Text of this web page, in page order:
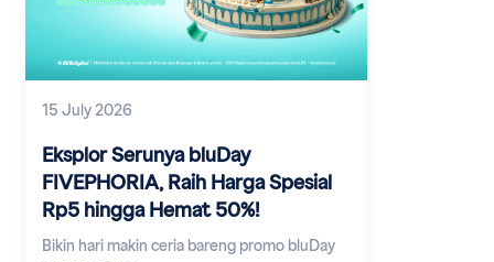
15 July 2026
Eksplor Serunya bluDay
FIVEPHORIA, Raih Harga Spesial
Rp5 hingga Hemat 50%!
Bikin hari makin ceria bareng promo bluDay